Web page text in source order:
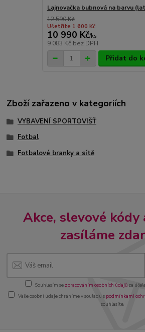
Lajnovačka bubnová na barvu
12 590 Kč
Ušetříte 1 600 Kč
10 990 Kč/ks
9 083 Kč bez DPH
Přidat do
Zboží zařazeno v kategoriích
VYBAVENÍ SPORTOVIŠŤ
Fotbal
Fotbalové branky a sítě
Akce, slevové kódy
zasíláme
Souhlasím se zpracováním osobních údajůza
Vaše osobní údaje chráníme v souladu s podmínkami
souhlasíte.